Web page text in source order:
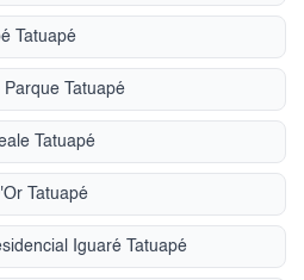
Tatuapé
Tatuapé
Tatuapé
Tatuapé
Iguaré Tatuapé